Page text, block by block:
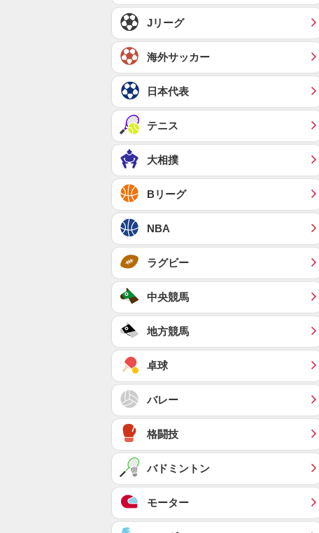
Jリーグ
海外サッカー
日本代表
テニス
大相撲
Bリーグ
NBA
ラグビー
中央競馬
地方競馬
卓球
バレー
格闘技
バドミントン
モーター